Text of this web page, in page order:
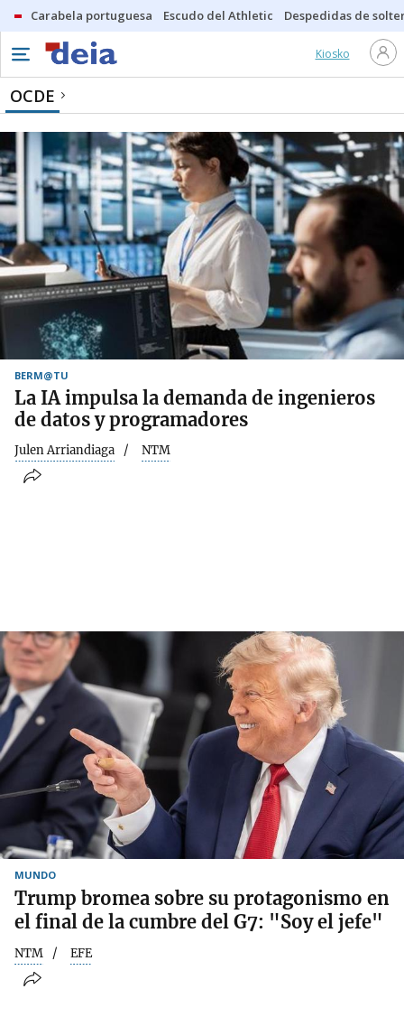
Carabela portuguesa Escudo del Athletic Despedidas de
Kiosko
OCDE
BERM@TU
La IA impulsa la demanda de ingenieros
de datos y programadores
Julen Arriandiaga NTM
MUNDO
Trump bromea sobre su protagonismo en
el final de la cumbre del G7: "Soy el jefe"
NTM EFE